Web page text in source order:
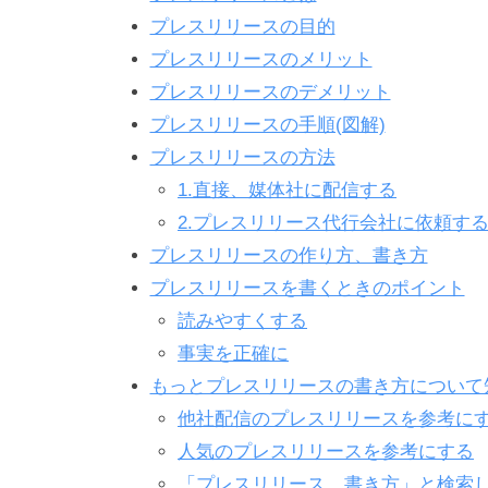
プレスリリースの目的
プレスリリースのメリット
プレスリリースのデメリット
プレスリリースの手順(図解)
プレスリリースの方法
1.直接、媒体社に配信する
2.プレスリリース代行会社に依頼する
プレスリリースの作り方、書き方
プレスリリースを書くときのポイント
読みやすくする
事実を正確に
もっとプレスリリースの書き方につい
他社配信のプレスリリースを参考に
人気のプレスリリースを参考にする